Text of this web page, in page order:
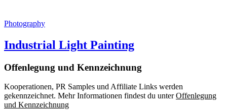
Photography
Industrial Light Painting
Offenlegung und Kennzeichnung
Kooperationen, PR Samples und Affiliate Links werden
gekennzeichnet. Mehr Informationen findest du unterOffenlegung
und Kennzeichnung